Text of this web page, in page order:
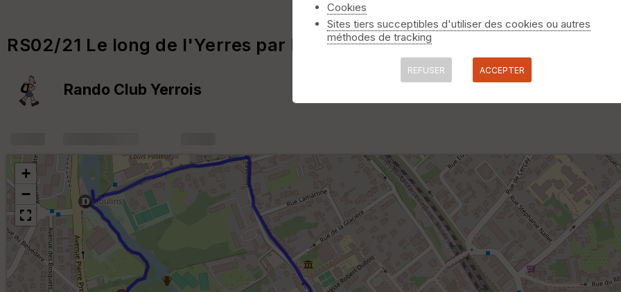
RS02/21 Le long de l'Yerres par Patrick IBP 18
Rando Club Yerrois
+
−
Cookies
Sites tiers succeptibles d'utiliser des cookies ou autres
méthodes de tracking
REFUSER ACCEPTER